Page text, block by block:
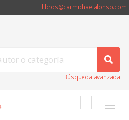
libros@carmichaelalonso.com
Búsqueda avanzada
Toggle